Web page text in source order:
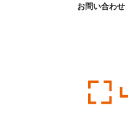
お問い合わせ